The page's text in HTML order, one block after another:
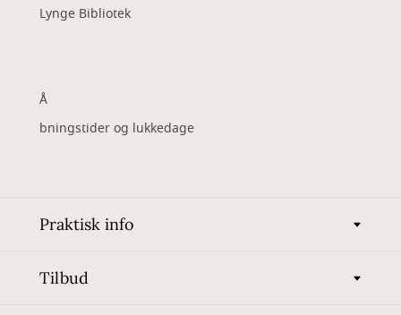
Lynge Bibliotek
Å
bningstider og lukkedage
Praktisk info
Tilbud